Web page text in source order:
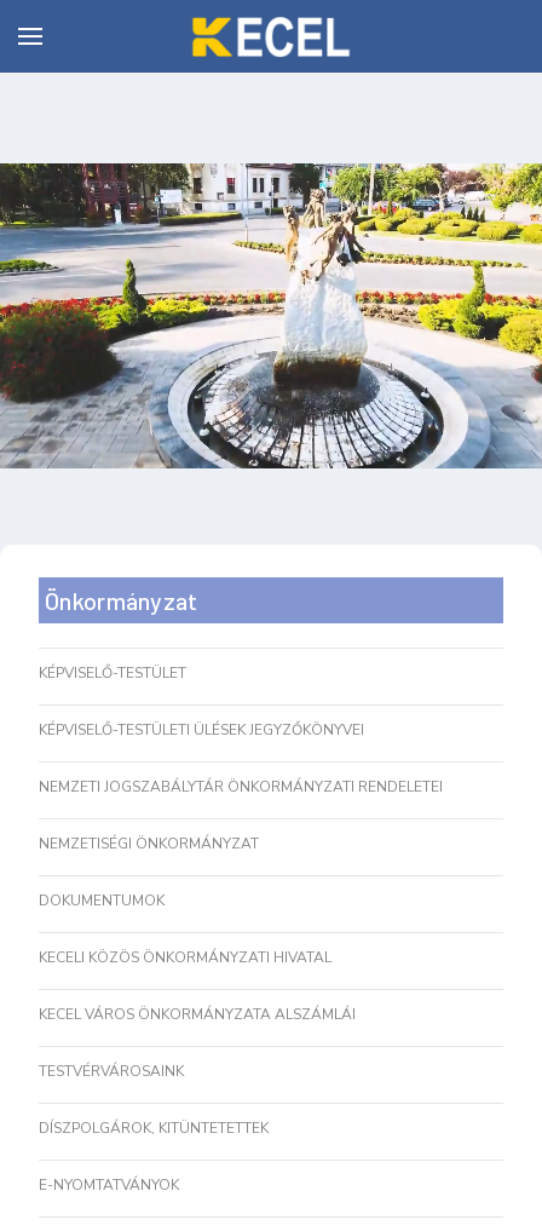
Önkormányzat
KÉPVISELŐ-TESTÜLET
KÉPVISELŐ-TESTÜLETI ÜLÉSEK JEGYZŐKÖNYVEI
NEMZETI JOGSZABÁLYTÁR ÖNKORMÁNYZATI RENDELETEI
NEMZETISÉGI ÖNKORMÁNYZAT
DOKUMENTUMOK
KECELI KÖZÖS ÖNKORMÁNYZATI HIVATAL
KECEL VÁROS ÖNKORMÁNYZATA ALSZÁMLÁI
TESTVÉRVÁROSAINK
DÍSZPOLGÁROK, KITÜNTETETTEK
E-NYOMTATVÁNYOK